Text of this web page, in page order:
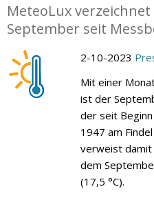
MeteoLux
September seit
2-10-2023
Mit einer
ist der
der seit Beginn
1947 am
verweist damit
dem
(17,5 °C).